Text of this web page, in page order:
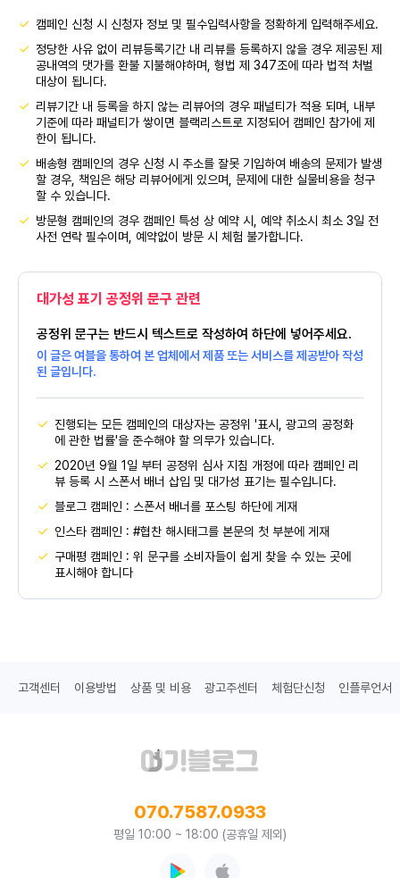
캠페인 신청 시 신청자 정보 및 필수입력사항을 정확하게 입력해주세요.
정당한 사유 없이 리뷰등록기간 내 리뷰를 등록하지 않을 경우 제공된 제
공내역의 댓가를 환불 지불해야하며, 형법 제 347조에 따라 법적 처벌
대상이 됩니다.
리뷰기간 내 등록을 하지 않는 리뷰어의 경우 패널티가 적용 되며, 내부
기준에 따라 패널티가 쌓이면 블랙리스트로 지정되어 캠페인 참가에 제
한이 됩니다.
배송형 캠페인의 경우 신청 시 주소를 잘못 기입하여 배송의 문제가 발생
할 경우, 책임은 해당 리뷰어에게 있으며, 문제에 대한 실물비용을 청구
할 수 있습니다.
방문형 캠페인의 경우 캠페인 특성 상 예약 시, 예약 취소시 최소 3일 전
사전 연락 필수이며, 예약없이 방문 시 체험 불가합니다.
대가성 표기 공정위 문구 관련
공정위 문구는 반드시 텍스트로 작성하여 하단에 넣어주세요.
이 글은 여블을 통하여 본 업체에서 제품 또는 서비스를 제공받아 작성
된 글입니다.
진행되는 모든 캠페인의 대상자는 공정위 '표시, 광고의 공정화
에 관한 법률'을 준수해야 할 의무가 있습니다.
2020년 9월 1일 부터 공정위 심사 지침 개정에 따라 캠페인 리
뷰 등록 시 스폰서 배너 삽입 및 대가성 표기는 필수입니다.
블로그 캠페인 : 스폰서 배너를 포스팅 하단에 게재
인스타 캠페인 : #협찬 해시태그를 본문의 첫 부분에 게재
구매평 캠페인 : 위 문구를 소비자들이 쉽게 찾을 수 있는 곳에
표시해야 합니다
고객센터 이용방법 상품 및 비용 광고주센터 체험단신청 인플루언서
070.7587.0933
평일 10:00 ~ 18:00 (공휴일 제외)